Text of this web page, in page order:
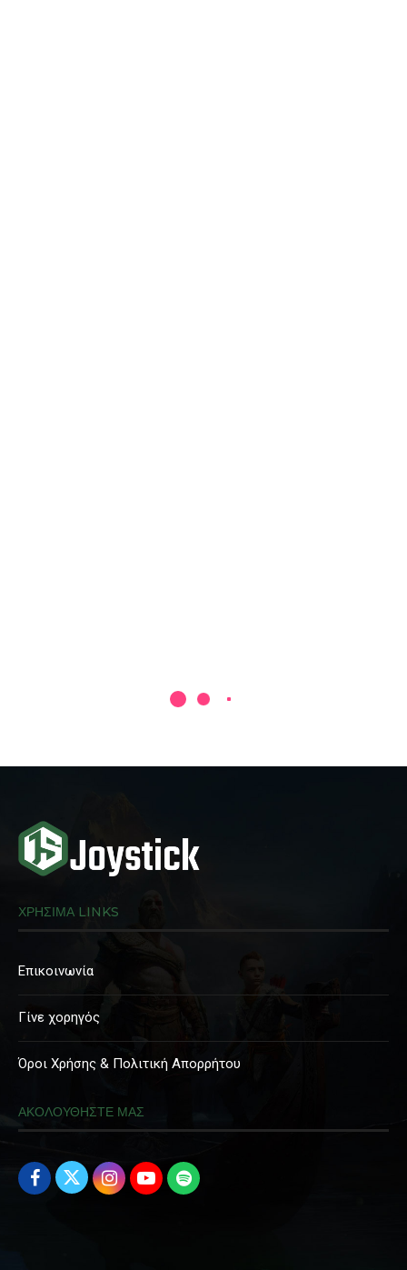
ΧΡΗΣΙΜΑ LINKS
Επικοινωνία
Γίνε χορηγός
Όροι Χρήσης & Πολιτική Απορρήτου
ΑΚΟΛΟΥΘΗΣΤΕ ΜΑΣ